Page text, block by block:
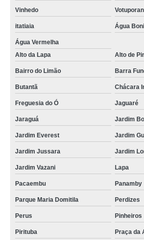
Vinhedo
itatiaia Água
Água Vermelha
Alto da Lapa
Alto de
Bairro do Limão Barra
Butantã Chácara
Freguesia do Ó Jaguaré
Jaraguá Jardim
Jardim Everest Jardim
Jardim Jussara Jardim
Jardim Vazani Lapa
Pacaembu Panamby
Parque Maria Domitila Perdizes
Perus Pinheiros
Pirituba Praça da